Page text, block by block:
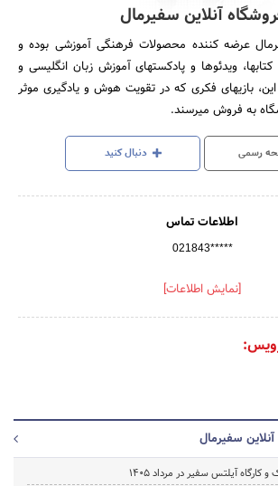
آنلاین سفیرمال
عرضه کننده محصولات فرهنگی آموزشی بوده و
ویدئوها و پادکستهای آموزش زبان انگلیسی و
بازیهای فکری که در تقویت هوش و یادگیری موثر
به فروش میرسند.
رسمی دنبال کنید
اطلاعات تماس
021843*****
[نمایش اطلاعات]
سفیرمال
کارگاه آیلتس سفیر در مرداد 1405